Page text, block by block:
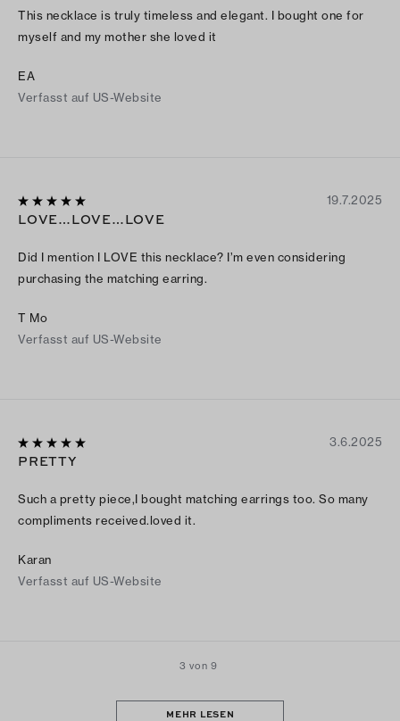
This necklace is truly timeless and elegant. I bought one for
myself and my mother she loved it
EA
Verfasst auf US-Website
19.7.2025
LOVE…LOVE…LOVE
Did I mention I LOVE this necklace? I’m even considering
purchasing the matching earring.
T Mo
Verfasst auf US-Website
3.6.2025
PRETTY
Such a pretty piece,I bought matching earrings too. So many
compliments received.loved it.
Karan
Verfasst auf US-Website
3 von 9
MEHR LESEN